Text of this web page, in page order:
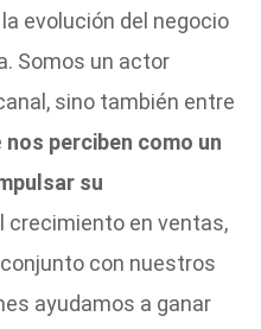
evolución del negocio
Somos un actor
sino también entre
nos perciben como un
su
crecimiento en ventas,
con nuestros
ayudamos a ganar